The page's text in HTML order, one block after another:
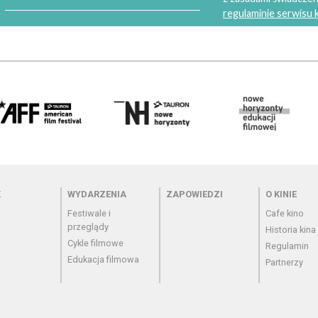
regulaminie serwisu
- cennik Menu - wydarzenia
WYDARZENIA
Festiwale i
przeglądy
Cykle filmowe
Edukacja filmowa
Menu - zapowiedzi
ZAPOWIEDZI Menu -
O KINIE
Cafe kino
Historia kina
Regulamin
Partnerzy